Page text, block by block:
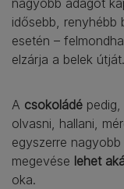
nagyobb adagot
idősebb, renyhébb
esetén –
elzárja a belek útját.
A csokoládé
olvasni, hallani,
egyszerre
megevése lehet
oka.